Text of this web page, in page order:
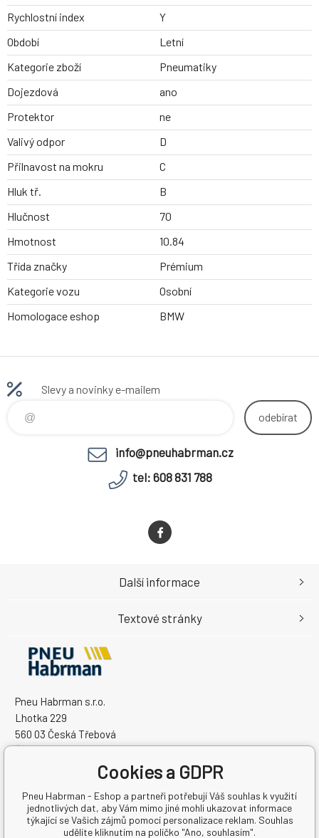
Rychlostní index
Y
Období
Letní
Kategorie zboží
Pneumatiky
Dojezdová
ano
Protektor
ne
Valivý odpor
D
Přilnavost na mokru
C
Hluk tř.
B
Hlučnost
70
Hmotnost
10.84
Třída značky
Prémium
Kategorie vozu
Osobní
Homologace eshop
BMW
Slevy a novinky e-mailem
odebírat
info@pneuhabrman.cz
tel: 608 831 788
Pneu Habrman s.r.o.
Lhotka 229
560 03 Česká Třebová
Česká Republika
Další informace
Textové stránky
Cookies a GDPR
Pneu Habrman - Eshop a partneři potřebují Váš souhlas k využití
jednotlivých dat, aby Vám mimo jiné mohli ukazovat informace
týkající se Vašich zájmů pomocí personalizace reklam. Souhlas
udělíte kliknutím na políčko "Ano, souhlasím".